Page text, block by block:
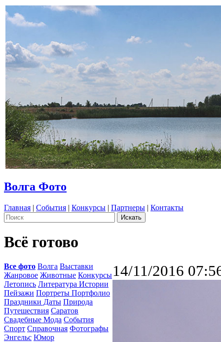
Волга Фото
Главная | События | Конкурсы | Партнеры | Контакты
Всё готово
Все фото Волга Выставки
Жанровое Животные Конкурсы
Летопись Литература Истории
Пейзажи Портреты Портфолио
Праздники Даты Природа
Путешествия Саратов
Свадебные Мода События
Спорт Справочная Фотографы
Энгельс Юмор
14/11/2016